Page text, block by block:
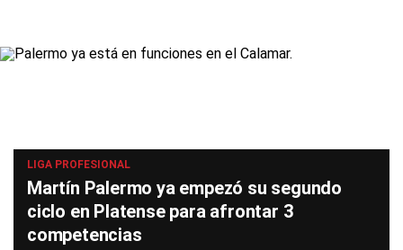
LIGA PROFESIONAL
Martín Palermo ya empezó su segundo
ciclo en Platense para afrontar 3
competencias